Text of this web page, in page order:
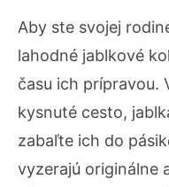
Aby ste svojej
lahodné jablkové
času ich prípravou.
kysnuté cesto,
zabaľte ich do
vyzerajú originálne